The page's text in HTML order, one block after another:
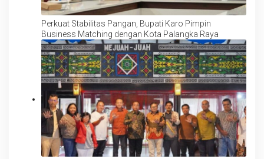
Perkuat Stabilitas Pangan, Bupati Karo Pimpin
Business Matching dengan Kota Palangka Raya